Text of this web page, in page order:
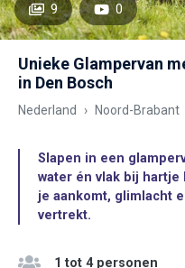
9 0
Unieke Glampervan
in Den Bosch
Nederland Noord-Brabant
Slapen in een
water én vlak bij hartje
je aankomt, glimlacht
vertrekt.
1 tot 4 personen